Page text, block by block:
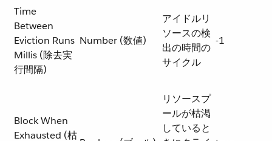
Time
Between
Eviction Runs
Millis (除去実
行間隔)
Number (数値)
アイドルリ
ソースの検
出の時間の
サイクル
-1
Block When
Exhausted (枯
リソースプ
ールが枯渇
していると